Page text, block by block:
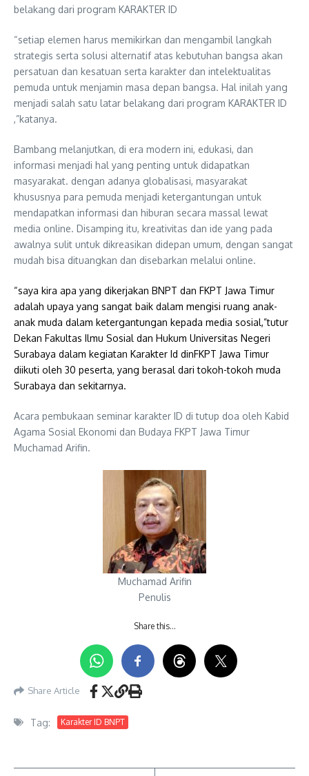
belakang dari program KARAKTER ID
“setiap elemen harus memikirkan dan mengambil langkah
strategis serta solusi alternatif atas kebutuhan bangsa akan
persatuan dan kesatuan serta karakter dan intelektualitas
pemuda untuk menjamin masa depan bangsa. Hal inilah yang
menjadi salah satu latar belakang dari program KARAKTER ID
,”katanya.
Bambang melanjutkan, di era modern ini, edukasi, dan
informasi menjadi hal yang penting untuk didapatkan
masyarakat. dengan adanya globalisasi, masyarakat
khususnya para pemuda menjadi ketergantungan untuk
mendapatkan informasi dan hiburan secara massal lewat
media online. Disamping itu, kreativitas dan ide yang pada
awalnya sulit untuk dikreasikan didepan umum, dengan sangat
mudah bisa dituangkan dan disebarkan melalui online.
“saya kira apa yang dikerjakan BNPT dan FKPT Jawa Timur
adalah upaya yang sangat baik dalam mengisi ruang anak-
anak muda dalam ketergantungan kepada media sosial,”tutur
Dekan Fakultas Ilmu Sosial dan Hukum Universitas Negeri
Surabaya dalam kegiatan Karakter Id dinFKPT Jawa Timur
diikuti oleh 30 peserta, yang berasal dari tokoh-tokoh muda
Surabaya dan sekitarnya.
Acara pembukaan seminar karakter ID di tutup doa oleh Kabid
Agama Sosial Ekonomi dan Budaya FKPT Jawa Timur
Muchamad Arifin.
Muchamad Arifin
Penulis
Share this…
Share Article
Tag: Karakter ID BNPT